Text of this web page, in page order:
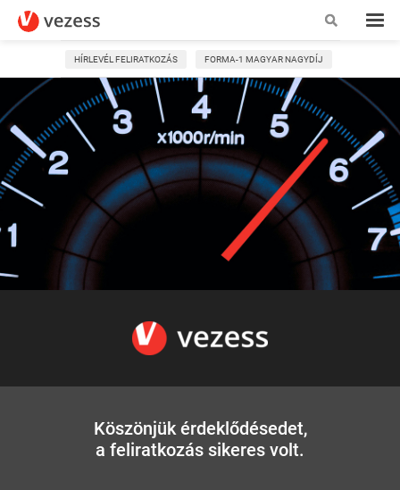
HÍRLEVÉL FELIRATKOZÁS FORMA-1 MAGYAR NAGYDÍJ
Köszönjük érdeklődésedet,
a feliratkozás sikeres volt.